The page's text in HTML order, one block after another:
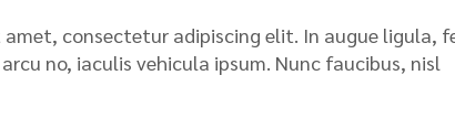
amet, consectetur adipiscing elit. In augue ligula,
no, iaculis vehicula ipsum. Nunc faucibus, nisl